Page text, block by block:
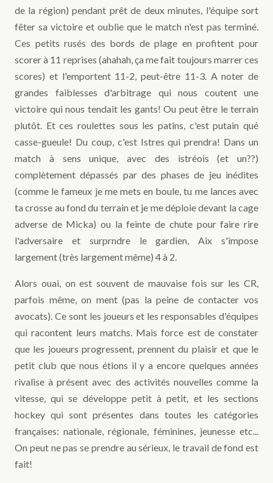
de la région) pendant prêt de deux minutes, l'équipe sort
fêter sa victoire et oublie que le match n'est pas terminé.
Ces petits rusés des bords de plage en profitent pour
scorer à 11 reprises (ahahah, ça me fait toujours marrer ces
scores) et l'emportent 11-2, peut-être 11-3. A noter de
grandes faiblesses d'arbitrage qui nous coutent une
victoire qui nous tendait les gants! Ou peut être le terrain
plutôt. Et ces roulettes sous les patins, c'est putain qué
casse-gueule! Du coup, c'est Istres qui prendra! Dans un
match à sens unique, avec des istréois (et un??)
complètement dépassés par des phases de jeu inédites
(comme le fameux je me mets en boule, tu me lances avec
ta crosse au fond du terrain et je me déploie devant la cage
adverse de Micka) ou la feinte de chute pour faire rire
l'adversaire et surprndre le gardien, Aix s'impose
largement (très largement même) 4 à 2.
Alors ouai, on est souvent de mauvaise fois sur les CR,
parfois même, on ment (pas la peine de contacter vos
avocats). Ce sont les joueurs et les responsables d'équipes
qui racontent leurs matchs. Mais force est de constater
que les joueurs progressent, prennent du plaisir et que le
petit club que nous étions il y a encore quelques années
rivalise à présent avec des activités nouvelles comme la
vitesse, qui se développe petit à petit, et les sections
hockey qui sont présentes dans toutes les catégories
françaises: nationale, régionale, féminines, jeunesse etc...
On peut ne pas se prendre au sérieux, le travail de fond est
fait!